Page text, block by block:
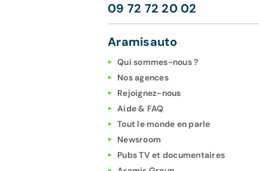
09 72 72 20 02
Aramisauto
Qui sommes-nous ?
Nos agences
Rejoignez-nous
Aide & FAQ
Tout le monde en parle
Newsroom
Pubs TV et documentaires